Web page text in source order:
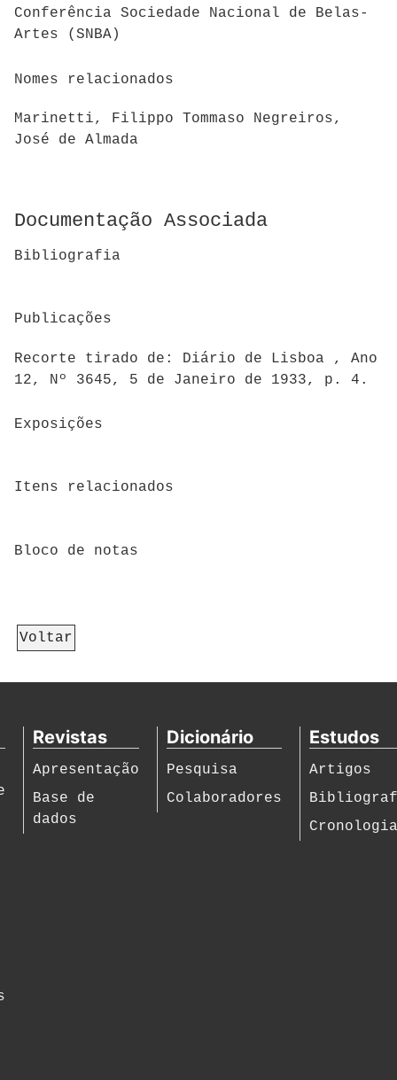
Conferência Sociedade Nacional de Belas-
Artes (SNBA)
Nomes relacionados
Marinetti, Filippo Tommaso Negreiros,
José de Almada
Documentação Associada
Bibliografia
Publicações
Recorte tirado de: Diário de Lisboa , Ano
12, Nº 3645, 5 de Janeiro de 1933, p. 4.
Exposições
Itens relacionados
Bloco de notas
Voltar
Revistas
Apresentação
Base de
dados
Dicionário
Pesquisa
Colaboradores
Estudos
Artigos